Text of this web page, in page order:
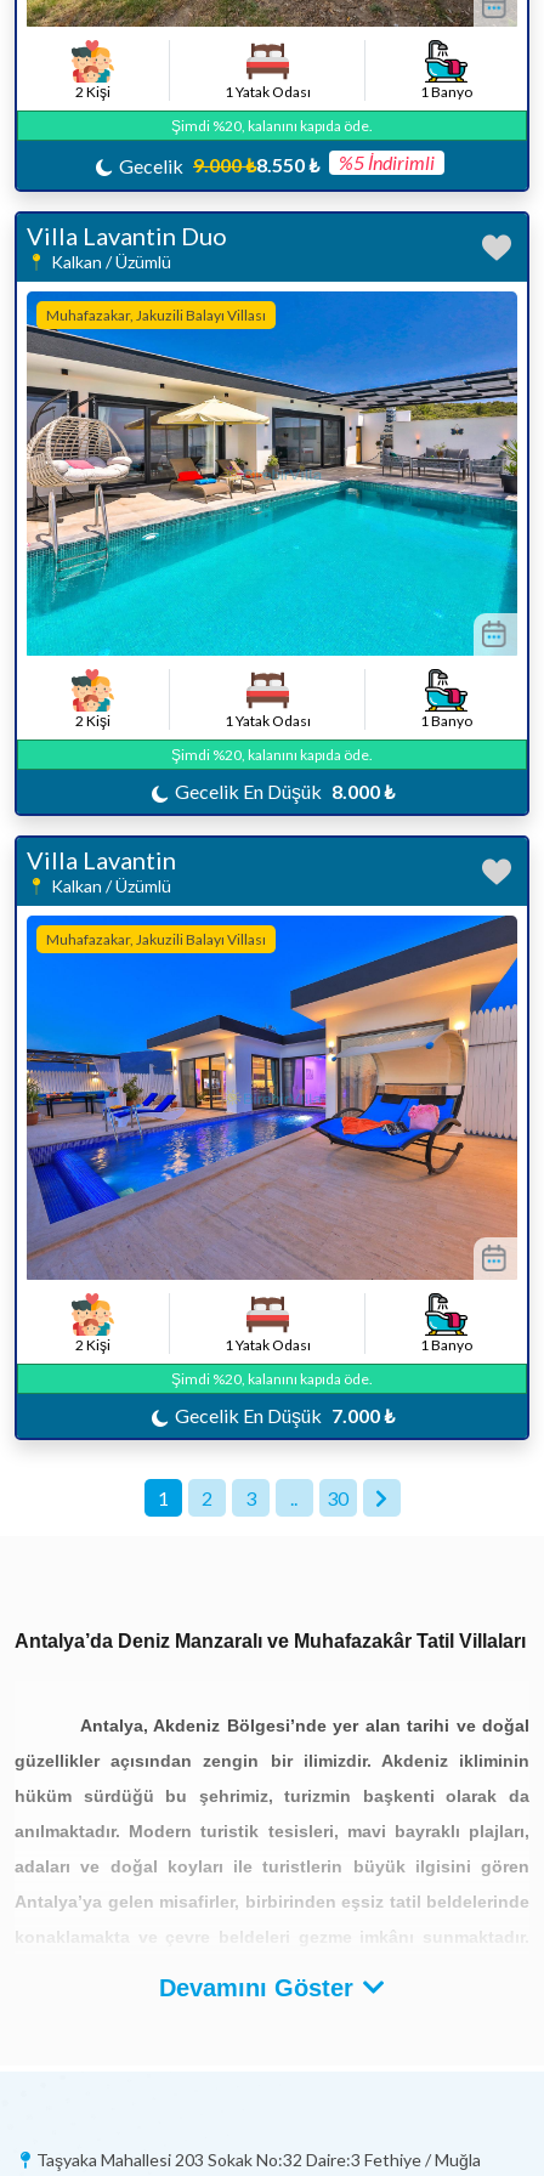
2 Kişi 1 Yatak Odası
1 Banyo
Şimdi %20, kalanını kapıda öde.
Gecelik 9.000 ₺8.550 ₺ %5 İndirimli
Villa Lavantin Duo
Kalkan / Üzümlü
Muhafazakar, Jakuzili Balayı Villası
2 Kişi 1 Yatak Odası
1 Banyo
Şimdi %20, kalanını kapıda öde.
Gecelik En Düşük 8.000 ₺
Villa Lavantin
Kalkan / Üzümlü
Muhafazakar, Jakuzili Balayı Villası
2 Kişi 1 Yatak Odası
1 Banyo
Şimdi %20, kalanını kapıda öde.
Gecelik En Düşük 7.000 ₺
1 2 3 .. 30
Antalya’da Deniz Manzaralı ve Muhafazakâr Tatil Villaları
Antalya, Akdeniz Bölgesi’nde yer alan tarihi ve doğal
güzellikler açısından zengin bir ilimizdir. Akdeniz ikliminin
hüküm sürdüğü bu şehrimiz, turizmin başkenti olarak da
anılmaktadır. Modern turistik tesisleri, mavi bayraklı plajları,
adaları ve doğal koyları ile turistlerin büyük ilgisini gören
Antalya’ya gelen misafirler, birbirinden eşsiz tatil beldelerinde
konaklamakta ve çevre beldeleri gezme imkânı sunmaktadır.
villaları gibi birçok tipler mevcuttur. Yine bu villalar muhafazakâr
ailelere, geniş ailelere, çekirdek ailelere, arkadaş gruplarına ve
Devamını Göster
Taşyaka Mahallesi 203 Sokak No:32 Daire:3 Fethiye / Muğla